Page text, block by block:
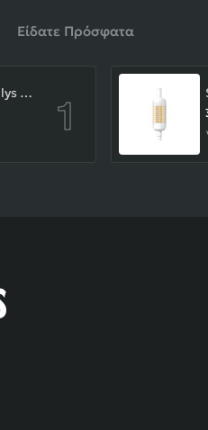
Είδατε Πρόσφατα
SLAMP-Fiordlys Linear Φωτιστικό Κρεμαστό 90x26x33cm White ΚΩΔ.-FRDSXXLWHT01T00LINEU